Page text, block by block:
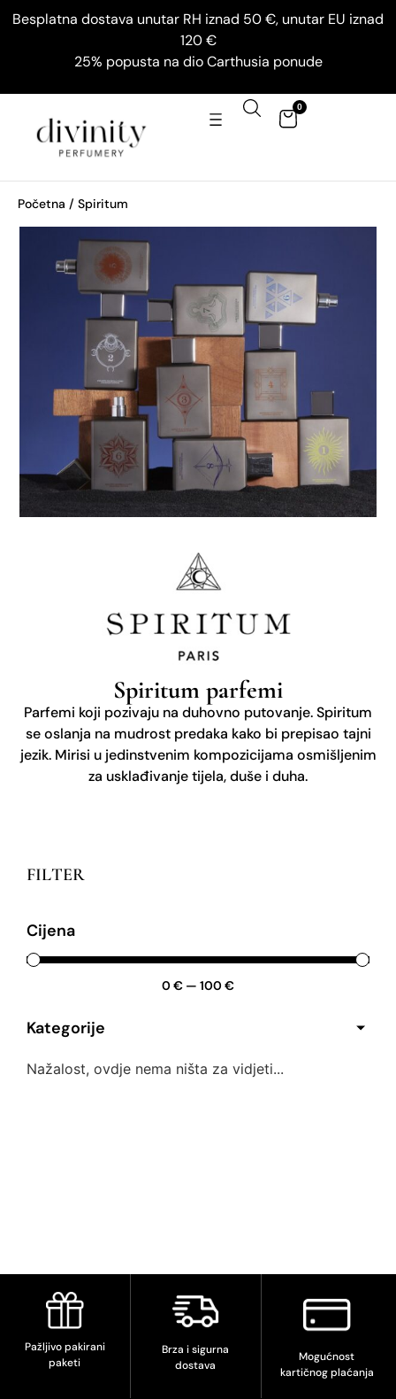
Besplatna dostava unutar RH iznad 50 €, unutar EU iznad
120 €
25% popusta na dio Carthusia ponude
0
Početna / Spiritum
Spiritum parfemi
Parfemi koji pozivaju na duhovno putovanje. Spiritum
se oslanja na mudrost predaka kako bi prepisao tajni
jezik. Mirisi u jedinstvenim kompozicijama osmišljenim
za usklađivanje tijela, duše i duha.
FILTER
Cijena
0 € — 100 €
Kategorije
Nažalost, ovdje nema ništa za vidjeti...
Pažljivo pakirani
paketi
Brza i sigurna
dostava
Mogućnost
kartičnog plaćanja